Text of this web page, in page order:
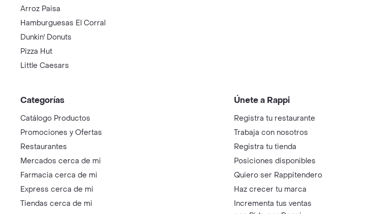
Arroz Paisa
Hamburguesas El Corral
Dunkin' Donuts
Pizza Hut
Little Caesars
Categorías
Catálogo Productos
Promociones y Ofertas
Restaurantes
Mercados cerca de mi
Farmacia cerca de mi
Express cerca de mi
Tiendas cerca de mi
Únete a Rappi
Registra tu restaurante
Trabaja con nosotros
Registra tu tienda
Posiciones disponibles
Quiero ser Rappitendero
Haz crecer tu marca
Incrementa tus ventas